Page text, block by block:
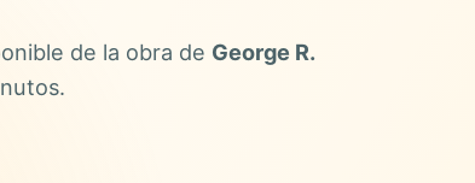
de la obra de George R.